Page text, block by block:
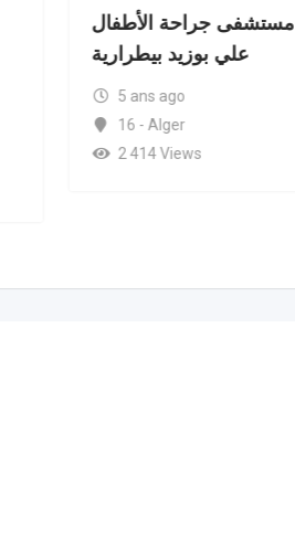
مستشفى جراحة الأطفال
علي بوزيد بيطرارية
5 ans ago
16 - Alger
2 414 Views